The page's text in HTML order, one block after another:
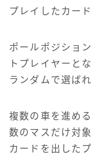
プレイしたカー
ポールポジショ
トプレイヤーと
ランダムで選ばれ
複数の車を進め
数のマスだけ対
カードを出した